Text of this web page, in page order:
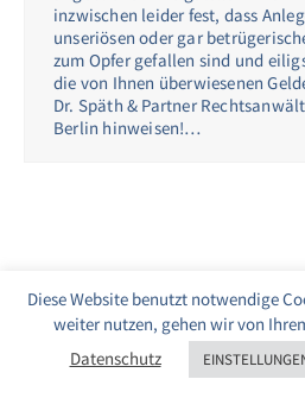
inzwischen leider fest, dass
unseriösen oder gar
zum Opfer gefallen sind und
die von Ihnen überwiesenen
Dr. Späth & Partner
Berlin hinweisen!…
Diese Website benutzt notwendige
weiter nutzen, gehen wir von
Datenschutz